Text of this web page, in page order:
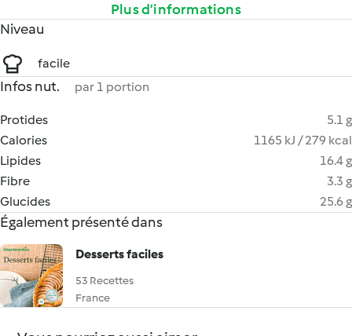
Plus d’informations
Niveau
facile
Infos nut. par 1 portion
Protides
5.1 g
Calories
1165 kJ / 279 kcal
Lipides
16.4 g
Fibre
3.3 g
Glucides
25.6 g
Également présenté dans
Desserts faciles
53 Recettes
France